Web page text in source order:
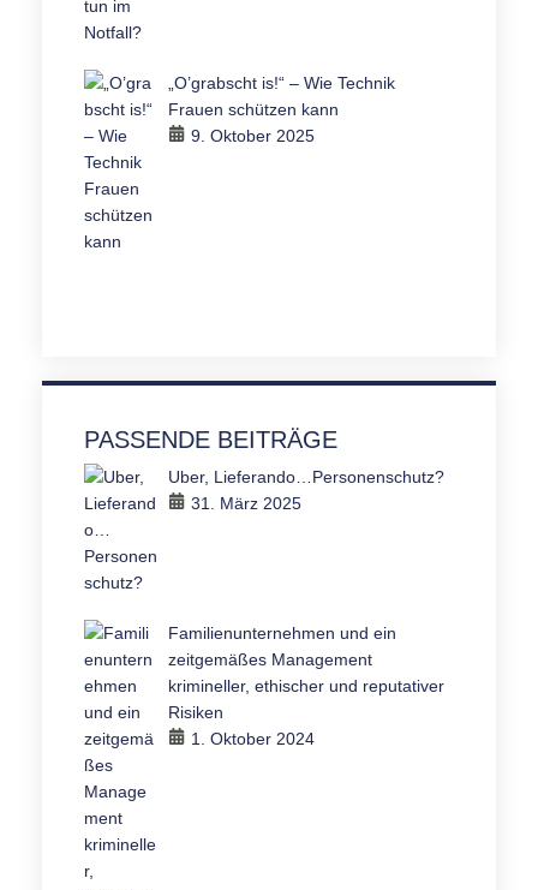
„O’grabscht is!“ – Wie Technik
Frauen schützen kann
9. Oktober 2025
PASSENDE BEITRÄGE
Uber, Lieferando…Personenschutz?
31. März 2025
Familienunternehmen und ein
zeitgemäßes Management
krimineller, ethischer und reputativer
Risiken
1. Oktober 2024